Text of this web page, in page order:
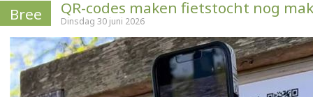
Bree QR-codes maken fietstocht nog
Dinsdag 30 juni 2026